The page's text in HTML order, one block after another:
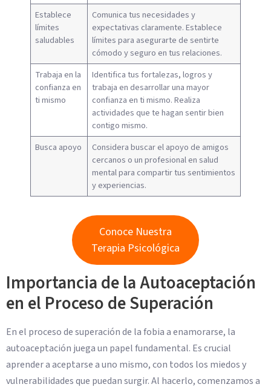
Establece
límites
saludables
Comunica tus necesidades y
expectativas claramente. Establece
límites para asegurarte de sentirte
cómodo y seguro en tus relaciones.
Trabaja en la
confianza en
ti mismo
Identifica tus fortalezas, logros y
trabaja en desarrollar una mayor
confianza en ti mismo. Realiza
actividades que te hagan sentir bien
contigo mismo.
Busca apoyo
Considera buscar el apoyo de amigos
cercanos o un profesional en salud
mental para compartir tus sentimientos
y experiencias.
Conoce Nuestra
Terapia Psicológica
Importancia de la Autoaceptación
en el Proceso de Superación
En el proceso de superación de la fobia a enamorarse, la
autoaceptación juega un papel fundamental. Es crucial
aprender a aceptarse a uno mismo, con todos los miedos y
vulnerabilidades que puedan surgir. Al hacerlo, comenzamos a